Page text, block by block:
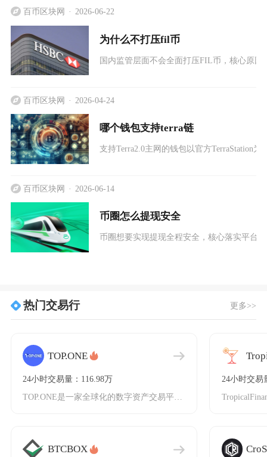
百币区块网 2026-06-22
为什么不打压fil币
国内监管层面不会全面打压FIL币，核心原
百币区块网 2026-04-24
哪个钱包支持terra链
支持Terra2.0主网的钱包以官方TerraStation为
百币区块网 2026-06-14
币圈怎么提现安全
币圈想要实现提现全程安全，核心落实平台
热门交易行 更多>>
TOP.ONE
24小时交易量：116.98万
BTCBOX
24小时交易